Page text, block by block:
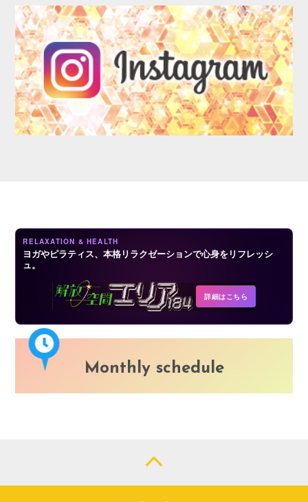
RELAXATION & HEALTH
ヨガやピラティス、本格リラクゼーションで心身をリフレッシ
ュ。
詳細はこちら
Monthly schedule